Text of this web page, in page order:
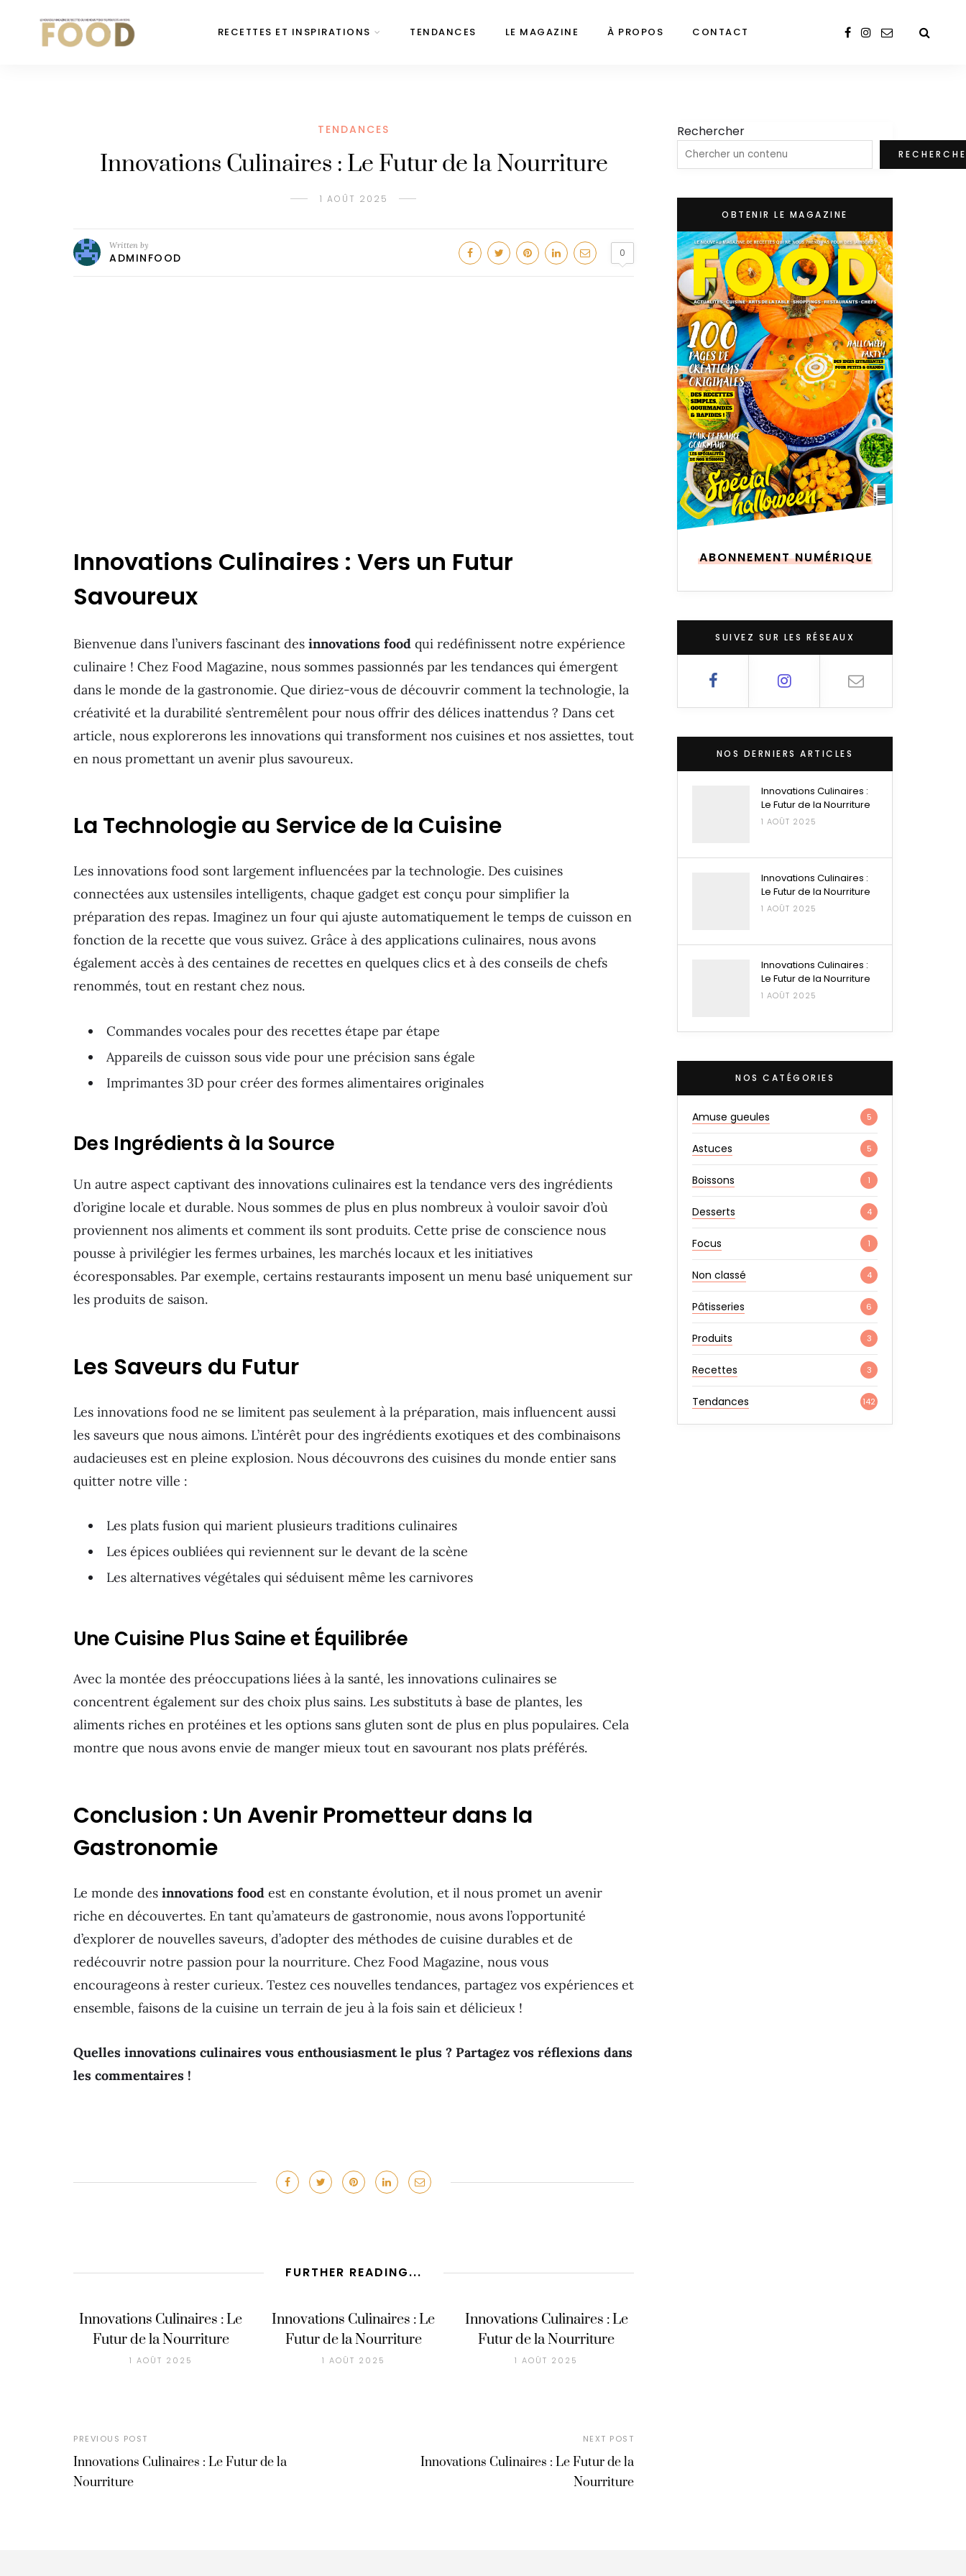
RECETTES ET INSPIRATIONS TENDANCES LE MAGAZINE À PROPOS CONTACT
TENDANCES
Innovations Culinaires : Le Futur de la Nourriture
1 AOÛT 2025
Written by
ADMINFOOD 0
Innovations Culinaires : Vers un Futur
Savoureux
Bienvenue dans l’univers fascinant des innovations food qui redéfinissent notre expérience
culinaire ! Chez Food Magazine, nous sommes passionnés par les tendances qui émergent
dans le monde de la gastronomie. Que diriez-vous de découvrir comment la technologie, la
créativité et la durabilité s’entremêlent pour nous offrir des délices inattendus ? Dans cet
article, nous explorerons les innovations qui transforment nos cuisines et nos assiettes, tout
en nous promettant un avenir plus savoureux.
La Technologie au Service de la Cuisine
Les innovations food sont largement influencées par la technologie. Des cuisines
connectées aux ustensiles intelligents, chaque gadget est conçu pour simplifier la
préparation des repas. Imaginez un four qui ajuste automatiquement le temps de cuisson en
fonction de la recette que vous suivez. Grâce à des applications culinaires, nous avons
également accès à des centaines de recettes en quelques clics et à des conseils de chefs
renommés, tout en restant chez nous.
Commandes vocales pour des recettes étape par étape
Appareils de cuisson sous vide pour une précision sans égale
Imprimantes 3D pour créer des formes alimentaires originales
Des Ingrédients à la Source
Un autre aspect captivant des innovations culinaires est la tendance vers des ingrédients
d’origine locale et durable. Nous sommes de plus en plus nombreux à vouloir savoir d’où
proviennent nos aliments et comment ils sont produits. Cette prise de conscience nous
pousse à privilégier les fermes urbaines, les marchés locaux et les initiatives
écoresponsables. Par exemple, certains restaurants imposent un menu basé uniquement sur
les produits de saison.
Les Saveurs du Futur
Les innovations food ne se limitent pas seulement à la préparation, mais influencent aussi
les saveurs que nous aimons. L’intérêt pour des ingrédients exotiques et des combinaisons
audacieuses est en pleine explosion. Nous découvrons des cuisines du monde entier sans
quitter notre ville :
Les plats fusion qui marient plusieurs traditions culinaires
Les épices oubliées qui reviennent sur le devant de la scène
Les alternatives végétales qui séduisent même les carnivores
Une Cuisine Plus Saine et Équilibrée
Avec la montée des préoccupations liées à la santé, les innovations culinaires se
concentrent également sur des choix plus sains. Les substituts à base de plantes, les
aliments riches en protéines et les options sans gluten sont de plus en plus populaires. Cela
montre que nous avons envie de manger mieux tout en savourant nos plats préférés.
Conclusion : Un Avenir Prometteur dans la
Gastronomie
Le monde des innovations food est en constante évolution, et il nous promet un avenir
riche en découvertes. En tant qu’amateurs de gastronomie, nous avons l’opportunité
d’explorer de nouvelles saveurs, d’adopter des méthodes de cuisine durables et de
redécouvrir notre passion pour la nourriture. Chez Food Magazine, nous vous
encourageons à rester curieux. Testez ces nouvelles tendances, partagez vos expériences et
ensemble, faisons de la cuisine un terrain de jeu à la fois sain et délicieux !
Quelles innovations culinaires vous enthousiasment le plus ? Partagez vos réflexions dans
les commentaires !
FURTHER READING...
Innovations Culinaires : Le
Futur de la Nourriture
1 AOÛT 2025
Innovations Culinaires : Le
Futur de la Nourriture
1 AOÛT 2025
Innovations Culinaires : Le
Futur de la Nourriture
1 AOÛT 2025
PREVIOUS POST
Innovations Culinaires : Le Futur de la
Nourriture
NEXT POST
Innovations Culinaires : Le Futur de la
Nourriture
Rechercher
OBTENIR LE MAGAZINE
ABONNEMENT NUMÉRIQUE
SUIVEZ SUR LES RÉSEAUX
NOS DERNIERS ARTICLES
Innovations Culinaires :
Le Futur de la Nourriture
1 AOÛT 2025
Innovations Culinaires :
Le Futur de la Nourriture
1 AOÛT 2025
Innovations Culinaires :
Le Futur de la Nourriture
1 AOÛT 2025
NOS CATÉGORIES
Amuse gueules 5
Astuces 5
Boissons 1
Desserts 4
Focus 1
Non classé 4
Pâtisseries 6
Produits 3
Recettes 3
Tendances 142